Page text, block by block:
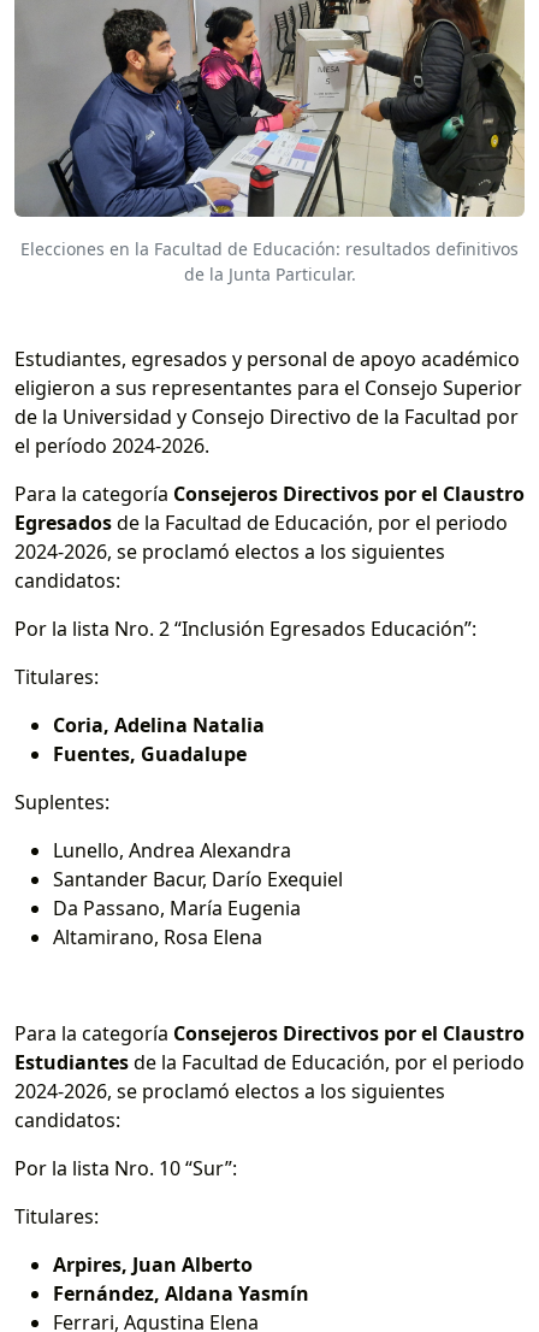
Elecciones en la Facultad de Educación: resultados definitivos
de la Junta Particular.
Estudiantes, egresados y personal de apoyo académico
eligieron a sus representantes para el Consejo Superior
de la Universidad y Consejo Directivo de la Facultad por
el período 2024-2026.
Para la categoría Consejeros Directivos por el Claustro
Egresadosde la Facultad de Educación, por el periodo
2024-2026, se proclamó electos a los siguientes
candidatos:
Por la lista Nro. 2 “Inclusión Egresados Educación”:
Titulares:
Coria, Adelina Natalia
Fuentes, Guadalupe
Suplentes:
Lunello, Andrea Alexandra
Santander Bacur, Darío Exequiel
Da Passano, María Eugenia
Altamirano, Rosa Elena
Para la categoría Consejeros Directivos por el Claustro
Estudiantesde la Facultad de Educación, por el periodo
2024-2026, se proclamó electos a los siguientes
candidatos:
Por la lista Nro. 10 “Sur”:
Titulares:
Arpires, Juan Alberto
Fernández, Aldana Yasmín
Ferrari, Agustina Elena